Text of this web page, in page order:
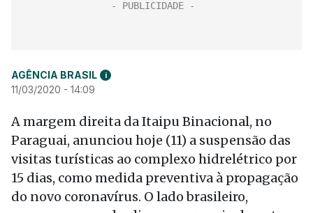
AGÊNCIA BRASIL i
11/03/2020 - 14:09
A margem direita da Itaipu Binacional, no
Paraguai, anunciou hoje (11) a suspensão das
visitas turísticas ao complexo hidrelétrico por
15 dias, como medida preventiva à propagação
do novo coronavírus. O lado brasileiro,